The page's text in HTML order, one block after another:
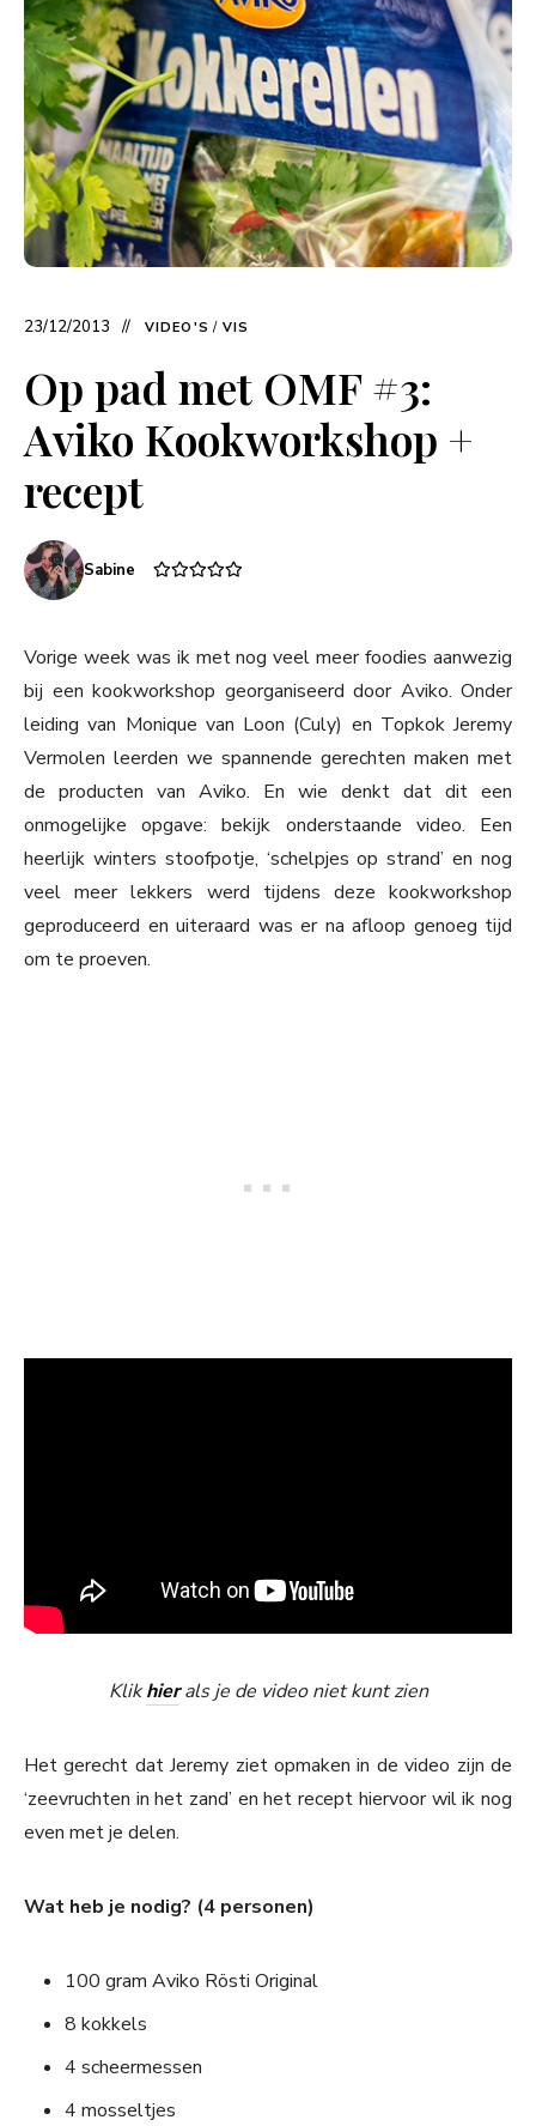
23/12/2013 VIDEO'S / VIS
Op pad met OMF #3:
Aviko Kookworkshop +
recept
Sabine
Vorige week was ik met nog veel meer foodies aanwezig
bij een kookworkshop georganiseerd door Aviko. Onder
leiding van Monique van Loon (Culy) en Topkok Jeremy
Vermolen leerden we spannende gerechten maken met
de producten van Aviko. En wie denkt dat dit een
onmogelijke opgave: bekijk onderstaande video. Een
heerlijk winters stoofpotje, ‘schelpjes op strand’ en nog
veel meer lekkers werd tijdens deze kookworkshop
geproduceerd en uiteraard was er na afloop genoeg tijd
om te proeven.
Klikhierals je de video niet kunt zien
Het gerecht dat Jeremy ziet opmaken in de video zijn de
‘zeevruchten in het zand’ en het recept hiervoor wil ik nog
even met je delen.
Wat heb je nodig? (4 personen)
100 gram Aviko Rösti Original
8 kokkels
4 scheermessen
4 mosseltjes